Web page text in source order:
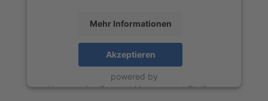
Mehr Informationen
Akzeptieren
powered by
Usercentrics Consent Management Platform